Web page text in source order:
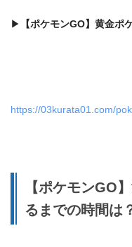
▶ 【ポケモンGO】 黄金ポ
https://03kurata01.com/
【ポケモンGO
るまでの時間は